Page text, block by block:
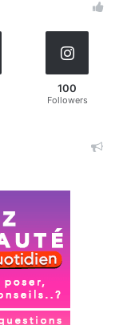
Copy URL
100
Followers